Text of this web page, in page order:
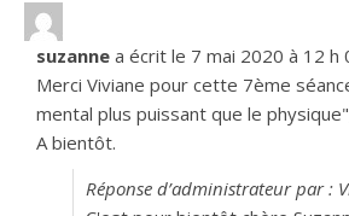
suzanne a écrit le 7 mai 2020 à 12 h
Merci Viviane pour cette 7ème
mental plus puissant que le
A bientôt.
Réponse d’administrateur par :